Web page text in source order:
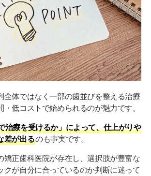
町エリア】東京加悦矯正歯科クリニック
座駅徒歩2分
町エリア】銀座矯正歯科：銀座・有楽町駅
】Oh my teeth 東京新宿矯正歯科（PR）
OD新宿歯科・矯正歯科：新宿3丁目駅
ぐ
】You矯正歯科 新宿医院：新宿駅から徒歩
】CS矯正歯科クリニック：渋谷駅徒歩8分
渋谷F&B矯正歯科・東京：渋谷駅徒歩5
全体ではなく一部の歯並びを整える治療
・低コストで始められるのが魅力です。
治療を受けるか」によって、仕上がりや
差が出るのも事実です。
矯正歯科医院が存在し、選択肢が豊富な
クが自分に合っているのか判断に迷って